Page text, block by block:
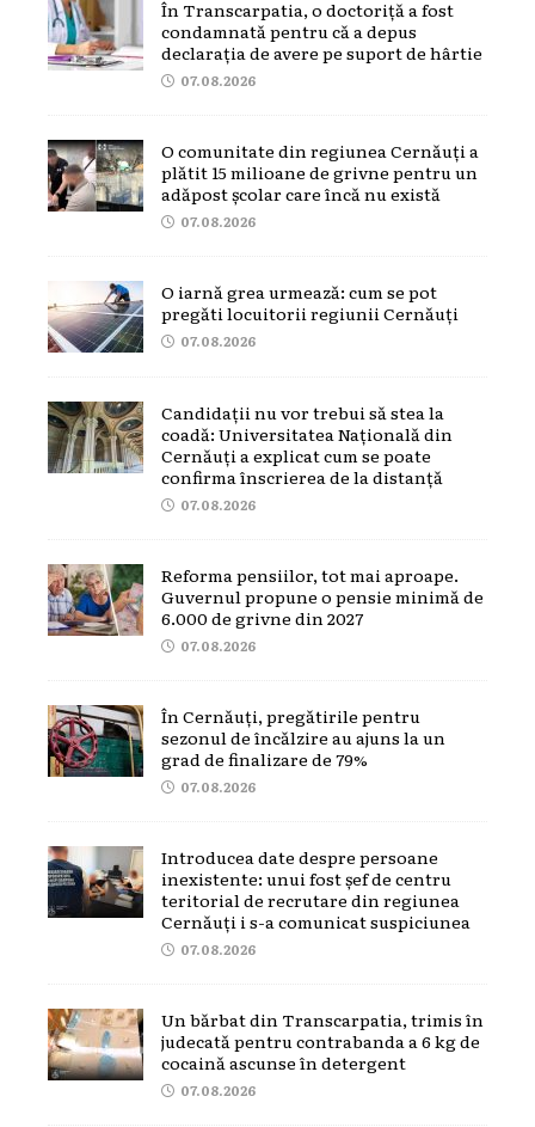
În Transcarpatia, o doctoriță a fost
condamnată pentru că a depus
declarația de avere pe suport de hârtie
07.08.2026
O comunitate din regiunea Cernăuți a
plătit 15 milioane de grivne pentru un
adăpost școlar care încă nu există
07.08.2026
O iarnă grea urmează: cum se pot
pregăti locuitorii regiunii Cernăuți
07.08.2026
Candidații nu vor trebui să stea la
coadă: Universitatea Națională din
Cernăuți a explicat cum se poate
confirma înscrierea de la distanță
07.08.2026
Reforma pensiilor, tot mai aproape.
Guvernul propune o pensie minimă de
6.000 de grivne din 2027
07.08.2026
În Cernăuți, pregătirile pentru
sezonul de încălzire au ajuns la un
grad de finalizare de 79%
07.08.2026
Introducea date despre persoane
inexistente: unui fost șef de centru
teritorial de recrutare din regiunea
Cernăuți i s-a comunicat suspiciunea
07.08.2026
Un bărbat din Transcarpatia, trimis în
judecată pentru contrabanda a 6 kg de
cocaină ascunse în detergent
07.08.2026